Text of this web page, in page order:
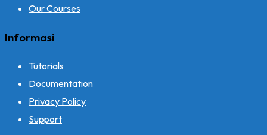
Our Courses
Informasi
Tutorials
Documentation
Privacy Policy
Support